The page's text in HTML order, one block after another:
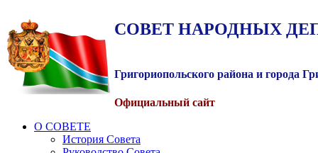
СОВЕТ НАРОДНЫХ
Григориопольского района и города
Официальный сайт
О СОВЕТЕ
История Совета